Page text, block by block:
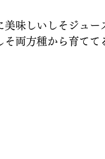
美味しいしそジュ
そ両方種から育てて